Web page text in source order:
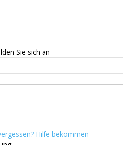
Sie sich an
Hilfe bekommen